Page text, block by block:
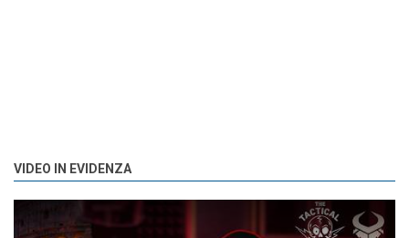
VIDEO IN EVIDENZA